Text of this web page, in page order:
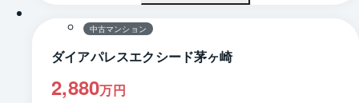
中古マンション
ダイアパレスエクシード茅ヶ崎
2,880万円